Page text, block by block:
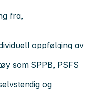
fra,
oppfølging av
som SPPB, PSFS
og